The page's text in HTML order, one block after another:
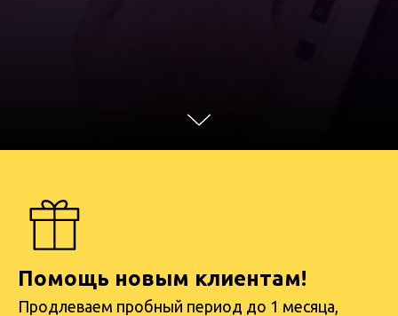
Помощь новым клиентам!
Продлеваем пробный период до 1 месяца,